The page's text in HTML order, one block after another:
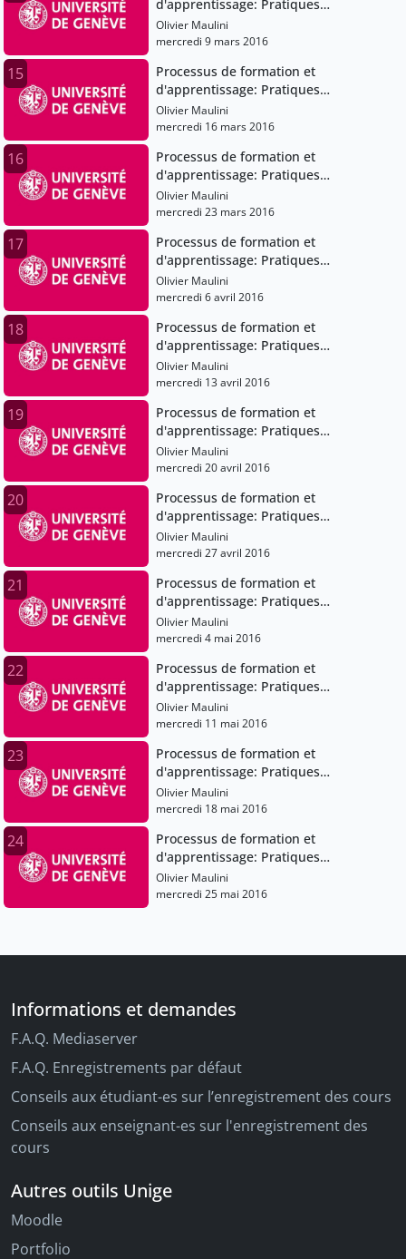
d'apprentissage: Pratiques
pédagogiques et institutions scolaires
Olivier Maulini
mercredi 9 mars 2016
15
Processus de formation et
d'apprentissage: Pratiques
pédagogiques et institutions scolaires
Olivier Maulini
mercredi 16 mars 2016
16
Processus de formation et
d'apprentissage: Pratiques
pédagogiques et institutions scolaires
Olivier Maulini
mercredi 23 mars 2016
17
Processus de formation et
d'apprentissage: Pratiques
pédagogiques et institutions scolaires
Olivier Maulini
mercredi 6 avril 2016
18
Processus de formation et
d'apprentissage: Pratiques
pédagogiques et institutions scolaires
Olivier Maulini
mercredi 13 avril 2016
19
Processus de formation et
d'apprentissage: Pratiques
pédagogiques et institutions scolaires
Olivier Maulini
mercredi 20 avril 2016
20
Processus de formation et
d'apprentissage: Pratiques
pédagogiques et institutions scolaires
Olivier Maulini
mercredi 27 avril 2016
21
Processus de formation et
d'apprentissage: Pratiques
pédagogiques et institutions scolaires
Olivier Maulini
mercredi 4 mai 2016
22
Processus de formation et
d'apprentissage: Pratiques
pédagogiques et institutions scolaires
Olivier Maulini
mercredi 11 mai 2016
23
Processus de formation et
d'apprentissage: Pratiques
pédagogiques et institutions scolaires
Olivier Maulini
mercredi 18 mai 2016
24
Processus de formation et
d'apprentissage: Pratiques
pédagogiques et institutions scolaires
Olivier Maulini
mercredi 25 mai 2016
Informations et demandes
F.A.Q. Mediaserver
F.A.Q. Enregistrements par défaut
Conseils aux étudiant-es sur l’enregistrement des cours
Conseils aux enseignant-es sur l'enregistrement des
cours
Autres outils Unige
Moodle
Portfolio